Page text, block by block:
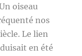
oiseau
nos
Le lien
en été